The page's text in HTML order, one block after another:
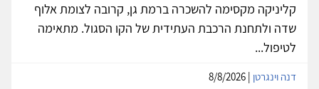
קליניקה מקסימה להשכרה ברמת גן, קרובה לצומת אלוף
שדה ולתחנת הרכבת העתידית של הקו הסגול. מתאימה
לטיפול...
דנה וינגרטן